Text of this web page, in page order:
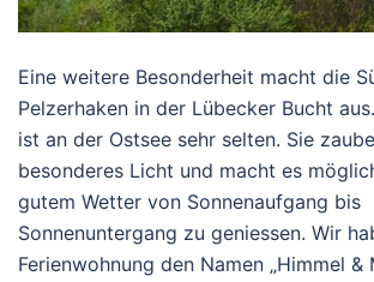
Eine weitere Besonderheit macht die
Pelzerhaken in der Lübecker Bucht
ist an der Ostsee sehr selten. Sie
besonderes Licht und macht es
gutem Wetter von Sonnenaufgang bis
Sonnenuntergang zu geniessen. Wir
Ferienwohnung den Namen „Himmel &